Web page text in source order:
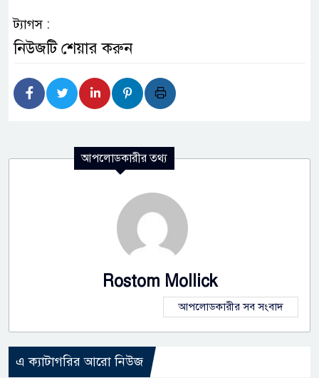
ট্যাগস :
নিউজটি শেয়ার করুন
আপলোডকারীর তথ্য
Rostom Mollick
আপলোডকারীর সব সংবাদ
এ ক্যাটাগরির আরো নিউজ